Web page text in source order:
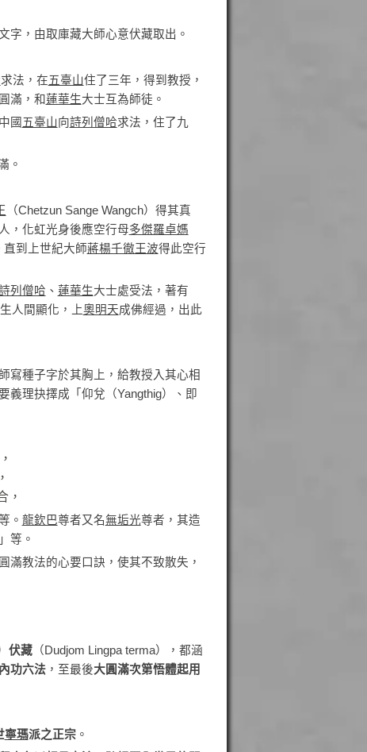
字，由取庫藏大師心意伏藏取出。
求法，在五臺山住了三年，得到教授，
滿，和 蓮華生大士互為師徒。
國 五臺山向詩列僧哈求法，住了九
。
（Chetzun Sange Wangch）得其真
，化虹光身後應空行母多傑羅卓媽
直到上世紀大師蔣楊千徹王波得此空行
列僧哈 、 蓮華生大士處受法，著有
生人間顯化，上奧明天成佛經過，出此
寫種子字於其胸上，給教授入其心相
義理抉擇成「仰兌（Yangthig）、即
，
。 龍欽巴尊者又名無垢光尊者，其造
等。
滿教法的心要口訣，使其不致散失，
伏藏（Dudjom Lingpa terma），都涵
內功六法，至最後大圓滿次第悟體起用
寧瑪派之正宗。